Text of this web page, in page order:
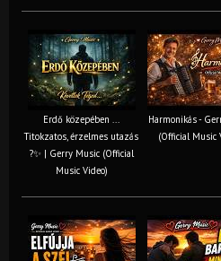
Erdő közepében ...
Titokzatos, érzelmes utazás
?✨ | Gerry Music (Official
Music Video)
Harmonikás -
(Official Music